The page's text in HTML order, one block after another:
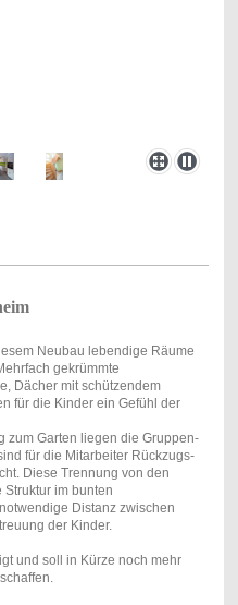
Neubau lebendige Räume
gekrümmte
Dächer mit schützendem
für die Kinder ein Gefühl der
zum Garten liegen die Gruppen-
für die Mitarbeiter Rückzugs-
Diese Trennung von den
im bunten
Distanz zwischen
der Kinder.
und soll in Kürze noch mehr